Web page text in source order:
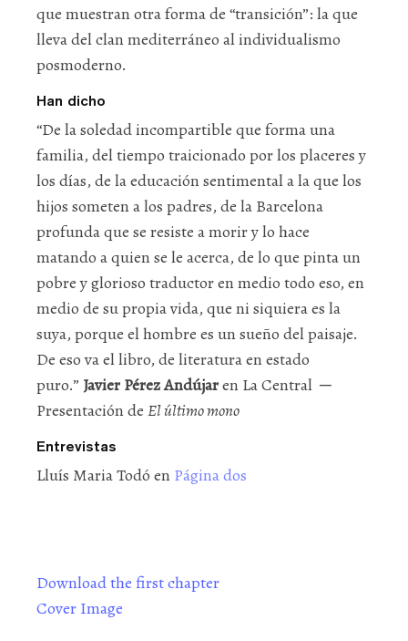
que muestran otra forma de “transición”: la que
lleva del clan mediterráneo al individualismo
posmoderno.
Han dicho
“De la soledad incompartible que forma una
familia, del tiempo traicionado por los placeres y
los días, de la educación sentimental a la que los
hijos someten a los padres, de la Barcelona
profunda que se resiste a morir y lo hace
matando a quien se le acerca, de lo que pinta un
pobre y glorioso traductor en medio todo eso, en
medio de su propia vida, que ni siquiera es la
suya, porque el hombre es un sueño del paisaje.
De eso va el libro, de literatura en estado
puro.” Javier Pérez Andújaren La Central ─
Presentación de El último mono
Entrevistas
Lluís Maria Todó en Página dos
Download the first chapter
Cover Image